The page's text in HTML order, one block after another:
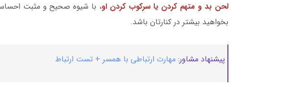
لحن بد و متهم کردن یا سرکوب کردن او، با شیوه صحیح و مثبت
بخواهید بیشتر در کنارتان باشد.
پیشنهاد مشاور: مهارت ارتباطی با همسر + تست ارتباط